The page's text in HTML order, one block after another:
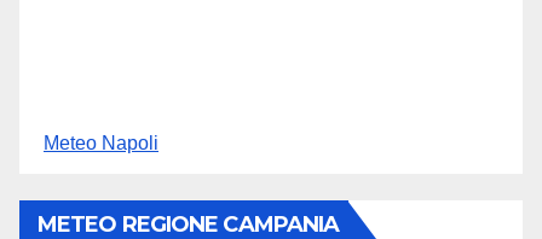
Meteo Napoli
METEO REGIONE CAMPANIA